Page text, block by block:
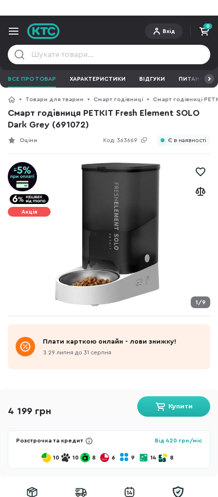
Вхід
0
ВСЕ ПРО ТОВАР ХАРАКТЕРИСТИКИ ВІДГУКИ ПИТАННЯ ТА
Товари для тварин Смарт годівниці Смарт годівниці
Смарт годівниця PETKIT Fresh Element SOLO
Dark Grey (691072)
Код: 363669
Оціни Є в наявності
1/9
Акція
Плати карткою онлайн - лови знижку!
З 29 липня до 31 серпня
4 199 грн Купити
Розстрочка та кредит Від 420 грн/міс
10 10 8 6 9 14 8